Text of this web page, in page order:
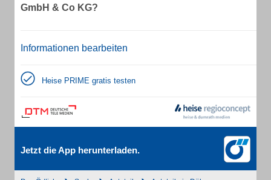
GmbH & Co KG?
Informationen bearbeiten
Heise PRIME gratis testen
Jetzt die App herunterladen.